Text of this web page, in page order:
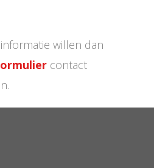
willen dan
contact